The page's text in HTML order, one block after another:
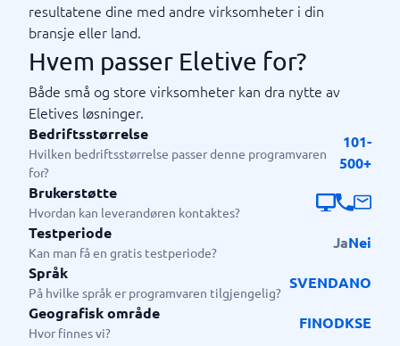
resultatene dine med andre virksomheter i din
bransje eller land.
Hvem passer Eletive for?
Både små og store virksomheter kan dra nytte av
Eletives løsninger.
Bedriftsstørrelse
Hvilken bedriftsstørrelse passer denne programvaren
for?
101-
500+
Brukerstøtte
Hvordan kan leverandøren kontaktes?
Testperiode
Kan man få en gratis testperiode?
JaNei
Språk
På hvilke språk er programvaren tilgjengelig?
SVENDANO
Geografisk område
Hvor finnes vi?
FINODKSE